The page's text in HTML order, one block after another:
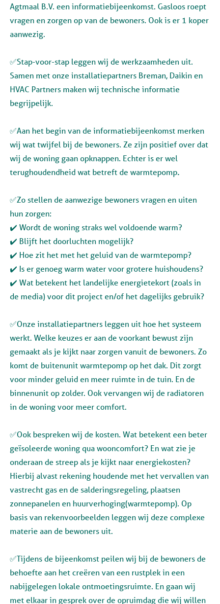
Agtmaal B.V. een informatiebijeenkomst. Gasloos roept
vragen en zorgen op van de bewoners. Ook is er 1 koper
aanwezig.
✅Stap-voor-stap leggen wij de werkzaamheden uit.
Samen met onze installatiepartners Breman, Daikin en
HVAC Partners maken wij technische informatie
begrijpelijk.
✅Aan het begin van de informatiebijeenkomst merken
wij wat twijfel bij de bewoners. Ze zijn positief over dat
wij de woning gaan opknappen. Echter is er wel
terughoudendheid wat betreft de warmtepomp.
✅Zo stellen de aanwezige bewoners vragen en uiten
hun zorgen:
✔️ Wordt de woning straks wel voldoende warm?
✔️ Blijft het doorluchten mogelijk?
✔️ Hoe zit het met het geluid van de warmtepomp?
✔️ Is er genoeg warm water voor grotere huishoudens?
✔️ Wat betekent het landelijke energietekort (zoals in
de media) voor dit project en/of het dagelijks gebruik?
✅Onze installatiepartners leggen uit hoe het systeem
werkt. Welke keuzes er aan de voorkant bewust zijn
gemaakt als je kijkt naar zorgen vanuit de bewoners. Zo
komt de buitenunit warmtepomp op het dak. Dit zorgt
voor minder geluid en meer ruimte in de tuin. En de
binnenunit op zolder. Ook vervangen wij de radiatoren
in de woning voor meer comfort.
✅Ook bespreken wij de kosten. Wat betekent een beter
geïsoleerde woning qua wooncomfort? En wat zie je
onderaan de streep als je kijkt naar energiekosten?
Hierbij alvast rekening houdende met het vervallen van
vastrecht gas en de salderingsregeling, plaatsen
zonnepanelen en huurverhoging(warmtepomp). Op
basis van rekenvoorbeelden leggen wij deze complexe
materie aan de bewoners uit.
✅Tijdens de bijeenkomst peilen wij bij de bewoners de
behoefte aan het creëren van een rustplek in een
nabijgelegen lokale ontmoetingsruimte. En gaan wij
met elkaar in gesprek over de opruimdag die wij willen